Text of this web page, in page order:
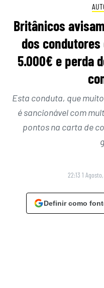
Britânicos
dos
5.000€ e perda
Esta conduta, que
é sancionável com
pontos na carta de
22:13 1
Definir como